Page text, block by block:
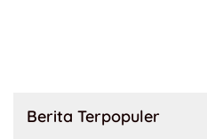
Berita Terpopuler